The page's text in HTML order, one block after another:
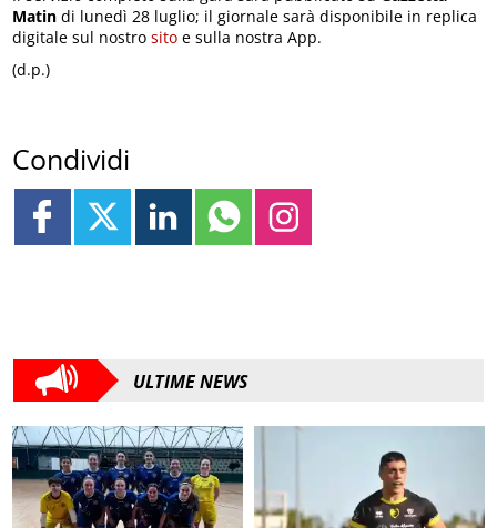
Matin di lunedì 28 luglio; il giornale sarà disponibile in replica
digitale sul nostrosito e sulla nostra App.
(d.p.)
Condividi
ULTIME NEWS